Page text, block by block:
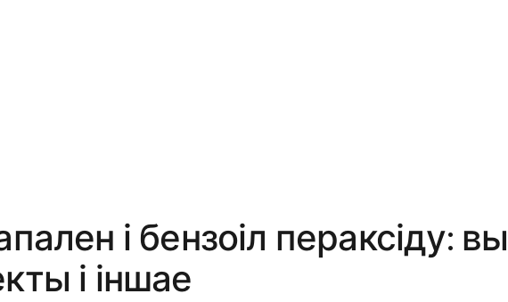
і бензоіл пераксіду:
і іншае